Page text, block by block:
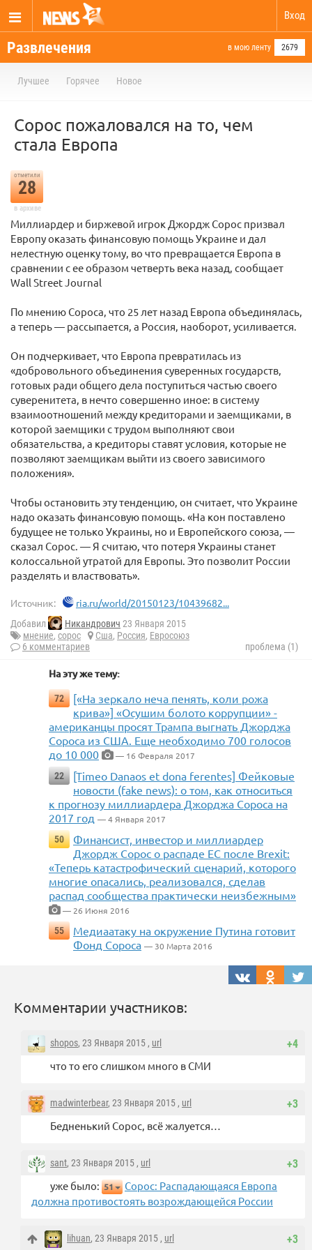
Вход
Развлечения в мою ленту 2679
Лучшее Горячее Новое
Сорос пожаловался на то, чем
стала Европа
отметили
28
в архиве
Миллиардер и биржевой игрок Джордж Сорос призвал
Европу оказать финансовую помощь Украине и дал
нелестную оценку тому, во что превращается Европа в
сравнении с ее образом четверть века назад, сообщает
Wall Street Journal
По мнению Сороса, что 25 лет назад Европа объединялась,
а теперь — рассыпается, а Россия, наоборот, усиливается.
Он подчеркивает, что Европа превратилась из
«добровольного объединения суверенных государств,
готовых ради общего дела поступиться частью своего
суверенитета, в нечто совершенно иное: в систему
взаимоотношений между кредиторами и заемщиками, в
которой заемщики с трудом выполняют свои
обязательства, а кредиторы ставят условия, которые не
позволяют заемщикам выйти из своего зависимого
положения».
Чтобы остановить эту тенденцию, он считает, что Украине
надо оказать финансовую помощь. «На кон поставлено
будущее не только Украины, но и Европейского союза, —
сказал Сорос. — Я считаю, что потеря Украины станет
колоссальной утратой для Европы. Это позволит России
разделять и властвовать».
Источник: ria.ru/world/20150123/10439682...
Добавил Никандрович 23 Января 2015
мнение, сорос Сша, Россия, Евросоюз
6 комментариев
проблема (1)
На эту же тему:
72
[«На зеркало неча пенять, коли рожа
крива»] «Осушим болото коррупции» -
американцы просят Трампа выгнать Джорджа
Сороса из США. Еще необходимо 700 голосов
до 10 000
— 16 Февраля 2017
22
[Timeo Danaos et dona ferentes] Фейковые
новости (fake news): о том, как относиться
к прогнозу миллиардера Джорджа Сороса на
2017 год — 4 Января 2017
50
Финансист, инвестор и миллиардер
Джордж Сорос о распаде ЕС после Brexit:
«Теперь катастрофический сценарий, которого
многие опасались, реализовался, сделав
распад сообщества практически неизбежным»
— 26 Июня 2016
55
Медиаатаку на окружение Путина готовит
Фонд Сороса — 30 Марта 2016
Комментарии участников:
+4
shopos, 23 Января 2015 , url
что то его слишком много в СМИ
+3
madwinterbear, 23 Января 2015 , url
Бедненький Сорос, всё жалуется…
+3
sant, 23 Января 2015 , url
уже было: 51
Сорос: Распадающаяся Европа
должна противостоять возрождающейся России
+3
lihuan, 23 Января 2015 , url